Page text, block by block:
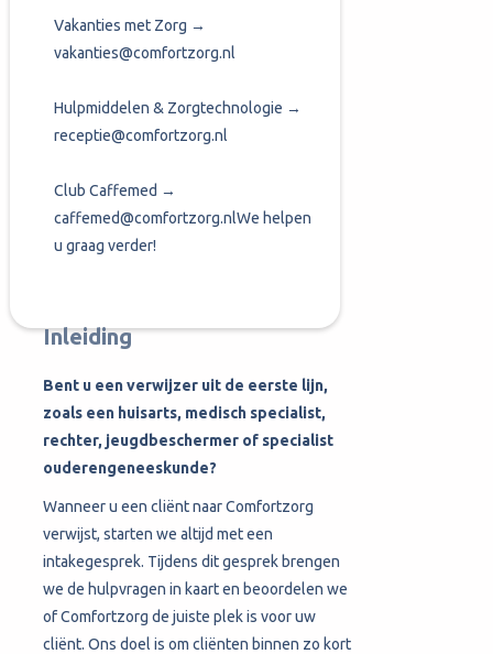
Inleiding
Bent u een verwijzer uit de eerste lijn,
zoals een huisarts, medisch specialist,
rechter, jeugdbeschermer of specialist
ouderengeneeskunde?
Wanneer u een cliënt naar Comfortzorg
verwijst, starten we altijd met een
intakegesprek. Tijdens dit gesprek brengen
we de hulpvragen in kaart en beoordelen we
of Comfortzorg de juiste plek is voor uw
cliënt. Ons doel is om cliënten binnen zo kort
Vakanties met Zorg →
vakanties@comfortzorg.nl
Hulpmiddelen & Zorgtechnologie →
receptie@comfortzorg.nl
Club Caffemed →
caffemed@comfortzorg.nlWe helpen
u graag verder!